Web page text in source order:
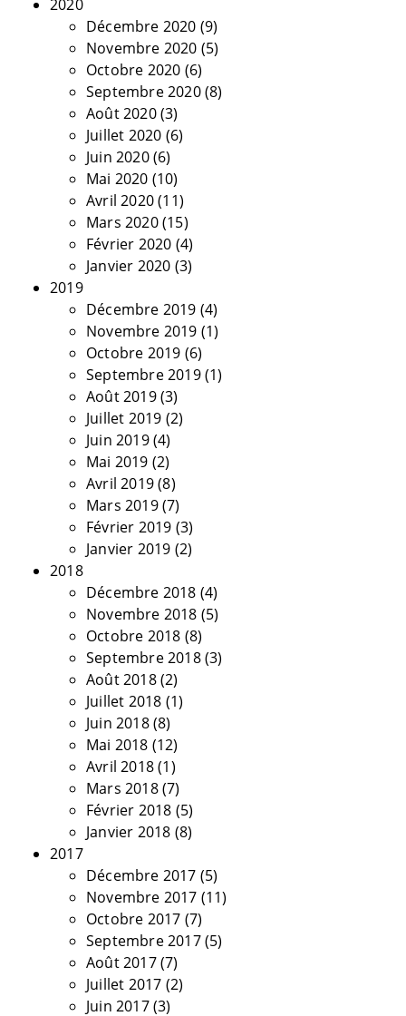
2020
Décembre 2020 (9)
Novembre 2020 (5)
Octobre 2020 (6)
Septembre 2020(8)
Août 2020(3)
Juillet 2020 (6)
Juin 2020(6)
Mai 2020 (10)
Avril 2020(11)
Mars 2020(15)
Février 2020 (4)
Janvier 2020 (3)
2019
Décembre 2019 (4)
Novembre 2019 (1)
Octobre 2019 (6)
Septembre 2019(1)
Août 2019(3)
Juillet 2019 (2)
Juin 2019(4)
Mai 2019 (2)
Avril 2019(8)
Mars 2019(7)
Février 2019 (3)
Janvier 2019 (2)
2018
Décembre 2018 (4)
Novembre 2018 (5)
Octobre 2018 (8)
Septembre 2018(3)
Août 2018(2)
Juillet 2018 (1)
Juin 2018(8)
Mai 2018 (12)
Avril 2018(1)
Mars 2018(7)
Février 2018 (5)
Janvier 2018 (8)
2017
Décembre 2017 (5)
Novembre 2017 (11)
Octobre 2017 (7)
Septembre 2017(5)
Août 2017(7)
Juillet 2017 (2)
Juin 2017(3)